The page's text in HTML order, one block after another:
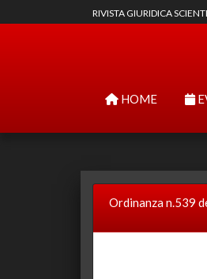
RIVISTA GIURIDICA
HOME
Ordinanza n.539